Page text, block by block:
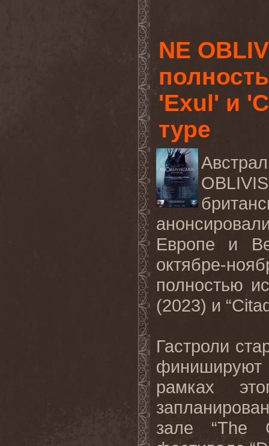
NE
'Exul' и
туре
Европе и
октябре-
полностью
(2023) и
Гастроли
рамках
зале “The